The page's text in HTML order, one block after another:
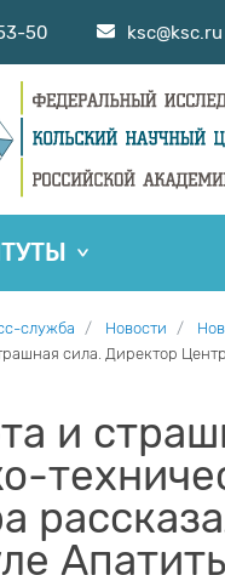
50 ksc@ksc.ru
служба Новости
сила. Директор
и